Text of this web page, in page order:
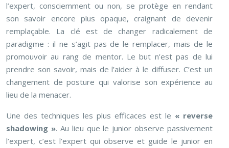
l’expert, consciemment ou non, se protège en rendant
son savoir encore plus opaque, craignant de devenir
remplaçable. La clé est de changer radicalement de
paradigme : il ne s’agit pas de le remplacer, mais de le
promouvoir au rang de mentor. Le but n’est pas de lui
prendre son savoir, mais de l’aider à le diffuser. C’est un
changement de posture qui valorise son expérience au
lieu de la menacer.
Une des techniques les plus efficaces est le « reverse
shadowing ». Au lieu que le junior observe passivement
l’expert, c’est l’expert qui observe et guide le junior en